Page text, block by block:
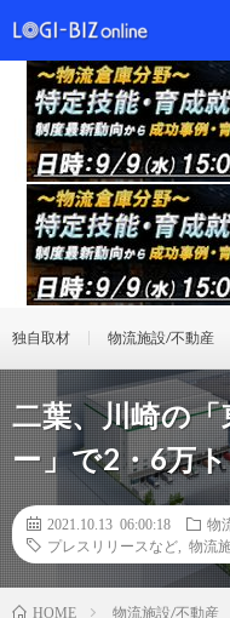
独自取材 物流施設/不動産
二葉、川崎の
ー」で2・6万
2021.10.13 06:00:18
物
プレスリリースなど
物流
HOME 物流施設/不動産